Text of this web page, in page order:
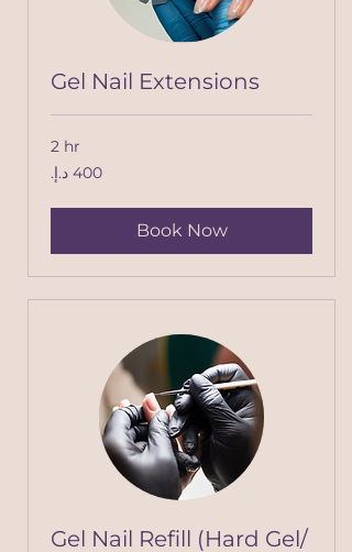
Gel Nail Extensions
2 hr
400
درهم
Book Now
Gel Nail Refill (Hard Gel/